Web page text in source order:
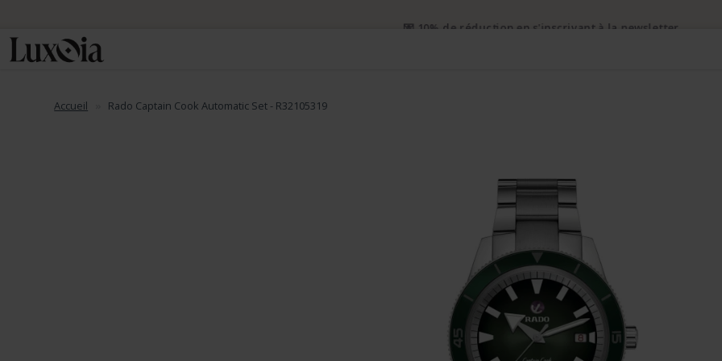
Accueil Rado Captain Cook Automatic Set - R32105319